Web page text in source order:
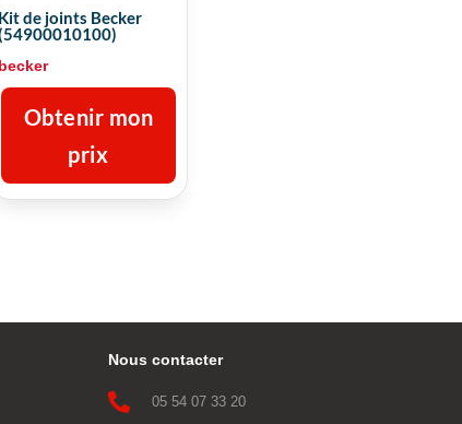
Kit de joints Becker
becker
Obtenir mon
prix
Nous contacter
 05 54 07 33 20